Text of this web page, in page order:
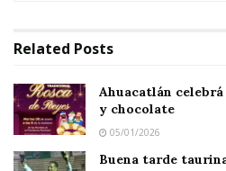
Related Posts
Ahuacatlán
y chocolate
05/01/2026
Buena tarde